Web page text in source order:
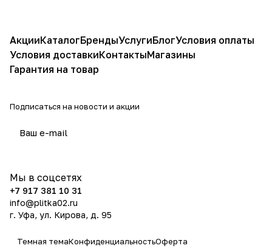
АкцииКаталогБрендыУслугиБлогУсловия оплаты
Условия доставкиКонтактыМагазины
Гарантия на товар
Подписаться на новости и акции
Мы в соцсетях
+7 917 381 10 31
info@plitka02.ru
г. Уфа, ул. Кирова, д. 95
Темная темаКонфиденциальностьОферта